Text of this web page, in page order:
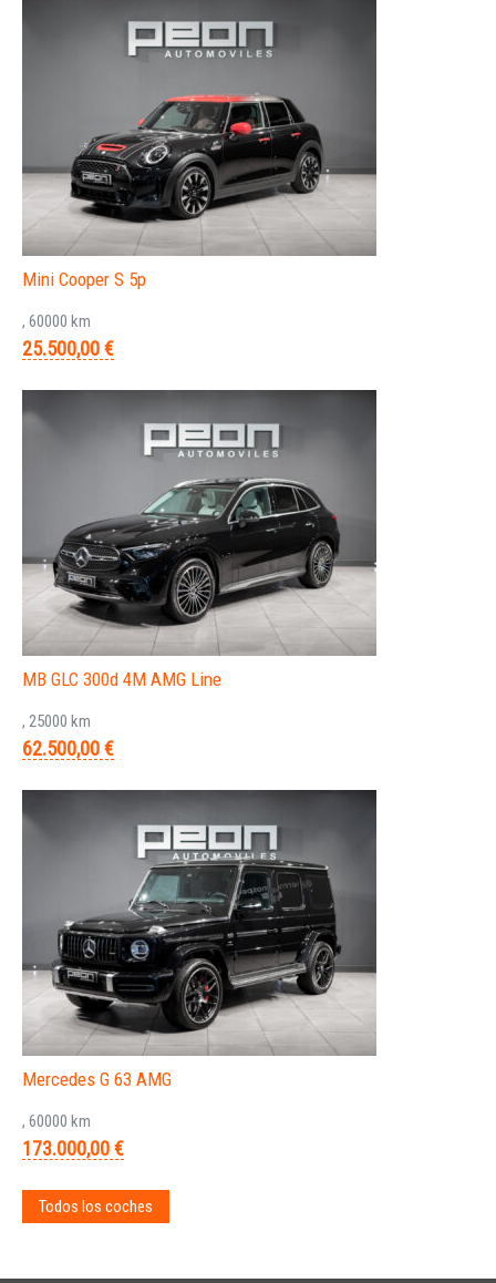
Mini Cooper S 5p
, 60000 km
25.500,00 €
MB GLC 300d 4M AMG Line
, 25000 km
62.500,00 €
Mercedes G 63 AMG
, 60000 km
173.000,00 €
Todos los coches